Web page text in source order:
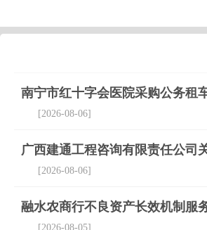
南宁市红十字会医院采购公务租
[2026-08-06]
广西建通工程咨询有限责任公司
[2026-08-06]
融水农商行不良资产长效机制服
[2026-08-05]